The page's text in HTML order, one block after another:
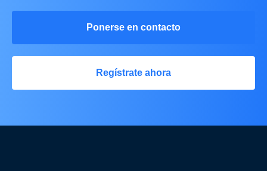
Ponerse en contacto
Regístrate ahora